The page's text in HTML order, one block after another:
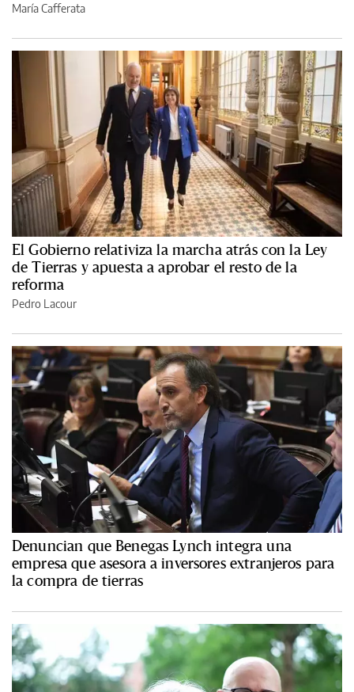
María Cafferata
El Gobierno relativiza la marcha atrás con la Ley
de Tierras y apuesta a aprobar el resto de la
reforma
Pedro Lacour
Denuncian que Benegas Lynch integra una
empresa que asesora a inversores extranjeros para
la compra de tierras